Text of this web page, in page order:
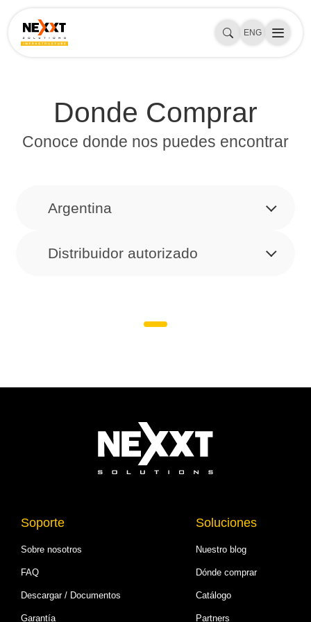
ENG
Donde Comprar
Conoce donde nos puedes encontrar
Soporte
Sobre nosotros
FAQ
Descargar / Documentos
Garantía
Soluciones
Nuestro blog
Dónde comprar
Catálogo
Partners